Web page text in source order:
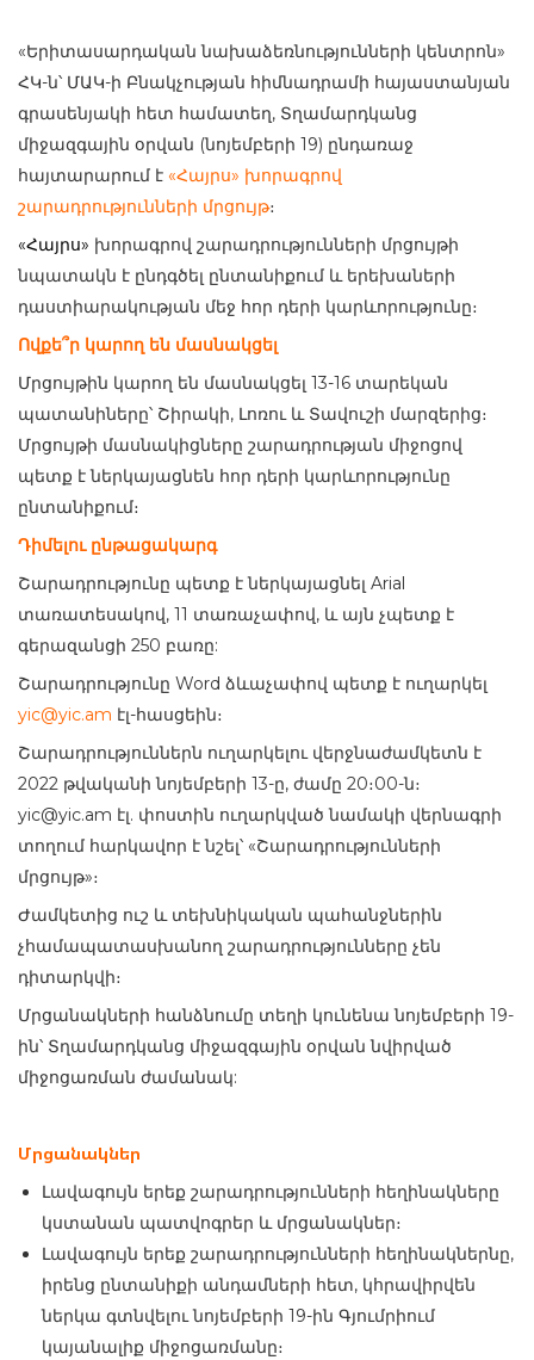
«Երիտասարդական նախաձեռնությունների կենտրոն»
ՀԿ-ն՝ ՄԱԿ-ի Բնակչության հիմնադրամի հայաստանյան
գրասենյակի հետ համատեղ, Տղամարդկանց
միջազգային օրվան (նոյեմբերի 19) ընդառաջ
հայտարարում է «Հայրս» խորագրով
շարադրությունների մրցույթ։
«Հայրս» խորագրով շարադրությունների մրցույթի
նպատակն է ընդգծել ընտանիքում և երեխաների
դաստիարակության մեջ հոր դերի կարևորությունը։
Ովքե՞ր կարող են մասնակցել
Մրցույթին կարող են մասնակցել 13-16 տարեկան
պատանիները՝ Շիրակի, Լոռու և Տավուշի մարզերից։
Մրցույթի մասնակիցները շարադրության միջոցով
պետք է ներկայացնեն հոր դերի կարևորությունը
ընտանիքում։
Դիմելու ընթացակարգ
Շարադրությունը պետք է ներկայացնել Arial
տառատեսակով, 11 տառաչափով, և այն չպետք է
գերազանցի 250 բառը:
Շարադրությունը Word ձևաչափով պետք է ուղարկել
yic@yic.am էլ-հասցեին։
Շարադրություններն ուղարկելու վերջնաժամկետն է
2022 թվականի նոյեմբերի 13-ը, ժամը 20։00-ն։
yic@yic.am էլ. փոստին ուղարկված նամակի վերնագրի
տողում հարկավոր է նշել՝ «Շարադրությունների
մրցույթ»։
Ժամկետից ուշ և տեխնիկական պահանջներին
չհամապատասխանող շարադրությունները չեն
դիտարկվի։
Մրցանակների հանձնումը տեղի կունենա նոյեմբերի 19-
ին՝ Տղամարդկանց միջազգային օրվան նվիրված
միջոցառման ժամանակ:
Մրցանակներ
Լավագույն երեք շարադրությունների հեղինակները
կստանան պատվոգրեր և մրցանակներ։
Լավագույն երեք շարադրությունների հեղինակներնը,
իրենց ընտանիքի անդամների հետ, կհրավիրվեն
ներկա գտնվելու նոյեմբերի 19-ին Գյումրիում
կայանալիք միջոցառմանը։